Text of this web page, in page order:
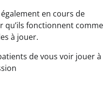
en cours de
qu’ils fonctionnent comme
à jouer.
de vous voir jouer à